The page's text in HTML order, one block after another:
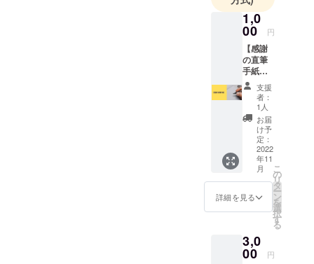
1,0
00 円
【感謝
の直筆
手紙】
感謝の
気持ち
を込め
た直筆
の手紙
をお送
り致し
ます。
※入力し
ていた
だきま
した住
所にお
たしま
す。
支援
者：
1人
お届
け予
定：
2022
年11
月
詳細を見る
こ
の
リ
タ
ー
ン
を
選
択
す
る
3,0
00 円